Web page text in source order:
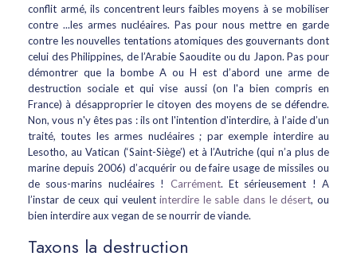
conflit armé, ils concentrent leurs faibles moyens à se mobiliser
contre ...les armes nucléaires. Pas pour nous mettre en garde
contre les nouvelles tentations atomiques des gouvernants dont
celui des Philippines, de l’Arabie Saoudite ou du Japon. Pas pour
démontrer que la bombe A ou H est d’abord une arme de
destruction sociale et qui vise aussi (on l'a bien compris en
France) à désapproprier le citoyen des moyens de se défendre.
Non, vous n'y êtes pas : ils ont l'intention d'interdire, à l’aide d’un
traité, toutes les armes nucléaires ; par exemple interdire au
Lesotho, au Vatican (‘Saint-Siège’) et à l’Autriche (qui n’a plus de
marine depuis 2006) d’acquérir ou de faire usage de missiles ou
de sous-marins nucléaires ! Carrément. Et sérieusement ! A
l’instar de ceux qui veulentinterdire le sable dans le désert, ou
bien interdire aux vegan de se nourrir de viande.
Taxons la destruction